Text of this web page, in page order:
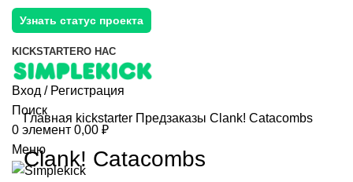
Узнать статус проекта
KICKSTARTERО НАС
Вход / Регистрация
Поиск
0 элемент 0,00 ₽
Меню
Главная kickstarter Предзаказы Clank! Catacombs
Clank! Catacombs